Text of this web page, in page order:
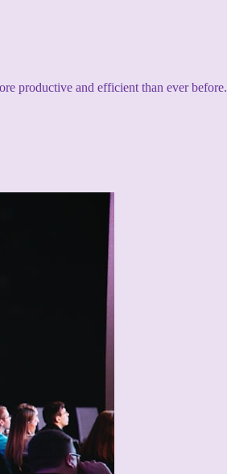
productive and efficient than ever before.